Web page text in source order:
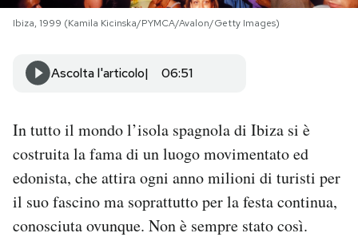
I MIEI PREFERITI
SHOP
AREA PERSONALE
Area Personale
Newsletter
Ibiza, 1999 (Kamila Kicinska/PYMCA/Avalon/Getty Images)
Ascolta l'articolo 06:51
In tutto il mondo l’isola spagnola di Ibiza si è
costruita la fama di un luogo movimentato ed
edonista, che attira ogni anno milioni di turisti per
il suo fascino ma soprattutto per la festa continua,
conosciuta ovunque. Non è sempre stato così.